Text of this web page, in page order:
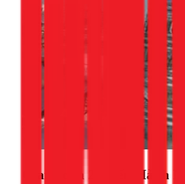
Giai Đoạn 2: Tiến Hành